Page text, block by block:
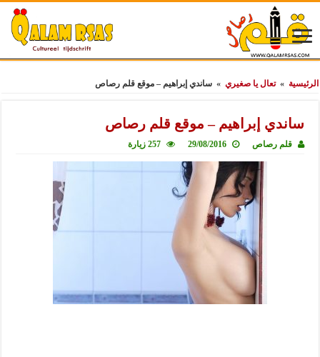
الرئيسية » تعال يا صغيري » ساندي إبراهيم – موقع قلم رصاص
ساندي إبراهيم – موقع قلم رصاص
قلم رصاص 29/08/2016 257 زيارة